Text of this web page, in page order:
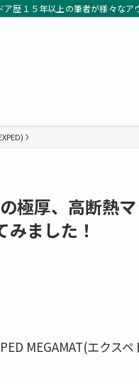
歴１５年以上の筆者が様々なア
極厚、高断熱
ました！
MEGAMAT(エクス